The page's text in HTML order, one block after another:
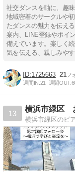
社交ダンスを軸に、趣
地域密着のサークルや
たダンスの魅力を伝え
案内、LINE登録やポイ
備えています。楽しく
気を伝える、親しみや
1725663 21
週間IN:21 週間OUT:
13
横浜市緑区